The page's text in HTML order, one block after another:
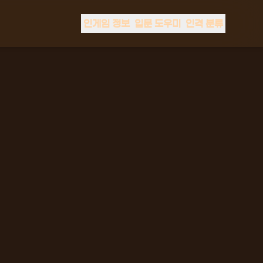
인게임 정보 입문 도우미 인격 분류